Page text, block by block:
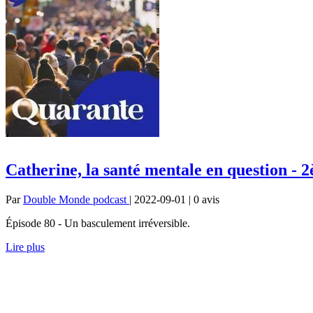
Catherine, la santé mentale en question -
ParDouble Monde podcast | 2022-09-01 | 0 avis
Épisode 80 - Un basculement irréversible.
Lire plus